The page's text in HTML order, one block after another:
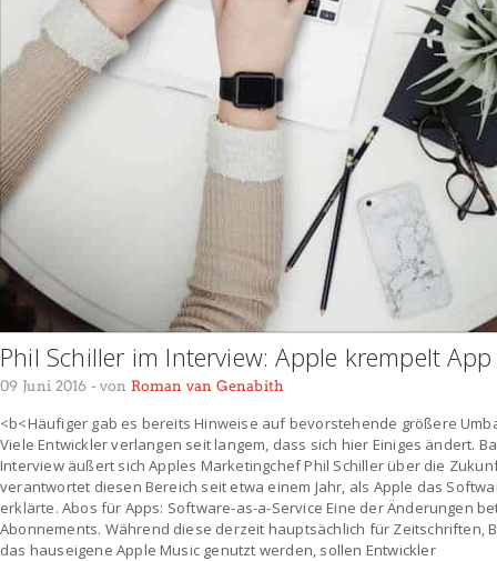
Phil Schiller im Interview: Apple krempelt
09 Juni 2016 - von Roman van Genabith
<b<Häufiger gab es bereits Hinweise auf bevorstehende größere
Viele Entwickler verlangen seit langem, dass sich hier Einiges ändert.
Interview äußert sich Apples Marketingchef Phil Schiller über die
verantwortet diesen Bereich seit etwa einem Jahr, als Apple das
erklärte. Abos für Apps: Software-as-a-Service Eine der Änderungen
Abonnements. Während diese derzeit hauptsächlich für Zeitschriften,
das hauseigene Apple Music genutzt werden, sollen Entwickler